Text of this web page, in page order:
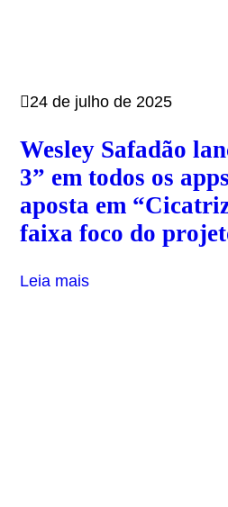
24 de julho de 2025
Wesley Safadão
3” em todos os
aposta em
faixa foco do
Leia mais